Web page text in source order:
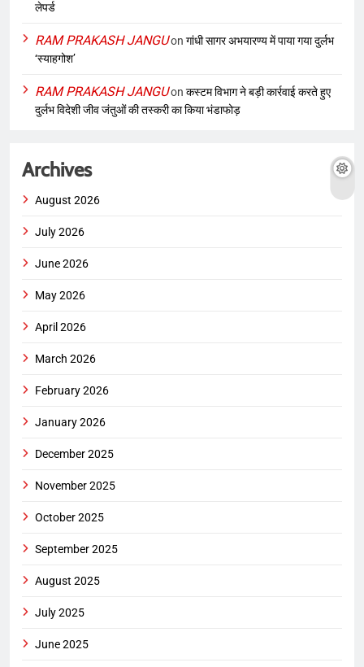
लेपर्ड
RAM PRAKASH JANGUon गांधी सागर अभयारण्य में पाया गया दुर्लभ
‘स्याहगोश’
RAM PRAKASH JANGUon कस्टम विभाग ने बड़ी कार्रवाई करते हुए
दुर्लभ विदेशी जीव जंतुओं की तस्करी का किया भंडाफोड़
Archives
August 2026
July 2026
June 2026
May 2026
April 2026
March 2026
February 2026
January 2026
December 2025
November 2025
October 2025
September 2025
August 2025
July 2025
June 2025